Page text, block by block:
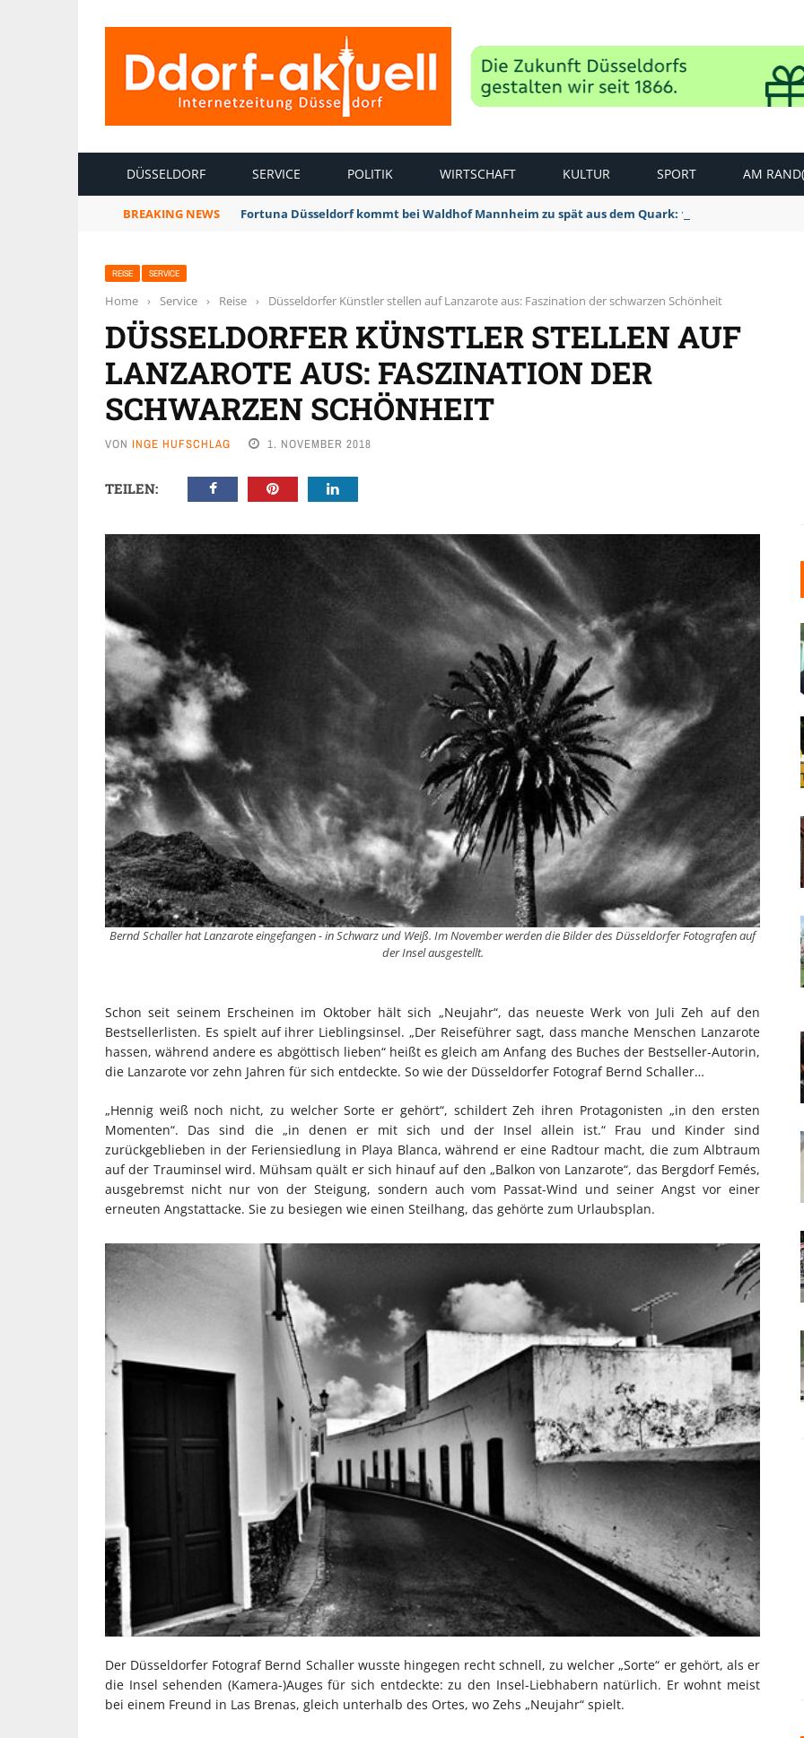
DÜSSELDORF SERVICE POLITIK WIRTSCHAFT KULTUR SPORT AM
BREAKING NEWS Fortuna Düsseldorf kommt bei Waldhof Mannheim zu spät aus dem Quark: 1:2 Niederlage
REISE SERVICE
Home › Service › Reise › Düsseldorfer Künstler stellen auf Lanzarote aus: Faszination der schwarzen Schönheit
DÜSSELDORFER KÜNSTLER STELLEN AUF
LANZAROTE AUS: FASZINATION DER
SCHWARZEN SCHÖNHEIT
VON INGE HUFSCHLAG 1. NOVEMBER 2018
TEILEN:
Bernd Schaller hat Lanzarote eingefangen - in Schwarz und Weiß. Im November werden die Bilder des Düsseldorfer Fotografen auf
der Insel ausgestellt.
Schon seit seinem Erscheinen im Oktober hält sich „Neujahr“, das neueste Werk von Juli Zeh auf den
Bestsellerlisten. Es spielt auf ihrer Lieblingsinsel. „Der Reiseführer sagt, dass manche Menschen Lanzarote
hassen, während andere es abgöttisch lieben“ heißt es gleich am Anfang des Buches der Bestseller-Autorin,
die Lanzarote vor zehn Jahren für sich entdeckte. So wie der Düsseldorfer Fotograf Bernd Schaller…
„Hennig weiß noch nicht, zu welcher Sorte er gehört“, schildert Zeh ihren Protagonisten „in den ersten
Momenten“. Das sind die „in denen er mit sich und der Insel allein ist.“ Frau und Kinder sind
zurückgeblieben in der Feriensiedlung in Playa Blanca, während er eine Radtour macht, die zum Albtraum
auf der Trauminsel wird. Mühsam quält er sich hinauf auf den „Balkon von Lanzarote“, das Bergdorf Femés,
ausgebremst nicht nur von der Steigung, sondern auch vom Passat-Wind und seiner Angst vor einer
erneuten Angstattacke. Sie zu besiegen wie einen Steilhang, das gehörte zum Urlaubsplan.
Der Düsseldorfer Fotograf Bernd Schaller wusste hingegen recht schnell, zu welcher „Sorte“ er gehört, als er
die Insel sehenden (Kamera-)Auges für sich entdeckte: zu den Insel-Liebhabern natürlich. Er wohnt meist
bei einem Freund in Las Brenas, gleich unterhalb des Ortes, wo Zehs „Neujahr“ spielt.